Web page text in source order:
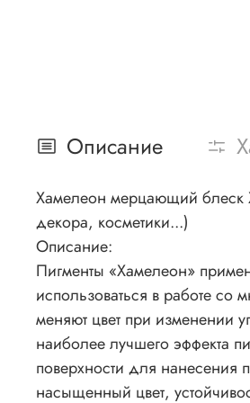
Описание
Хамелеон мерцающий блеск
декора, косметики...)
Описание:
Пигменты «Хамелеон»
использоваться в работе
меняют цвет при изменении
наиболее лучшего эффекта
поверхности для нанесения
насыщенный цвет,